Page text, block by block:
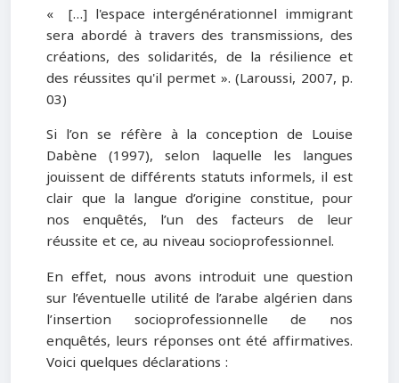
« […] l'espace intergénérationnel immigrant
sera abordé à travers des transmissions, des
créations, des solidarités, de la résilience et
des réussites qu'il permet ». (Laroussi, 2007, p.
03)
Si l’on se réfère à la conception de Louise
Dabène (1997), selon laquelle les langues
jouissent de différents statuts informels, il est
clair que la langue d’origine constitue, pour
nos enquêtés, l’un des facteurs de leur
réussite et ce, au niveau socioprofessionnel.
En effet, nous avons introduit une question
sur l’éventuelle utilité de l’arabe algérien dans
l’insertion socioprofessionnelle de nos
enquêtés, leurs réponses ont été affirmatives.
Voici quelques déclarations :